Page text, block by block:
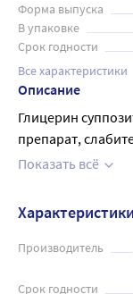
Форма выпуска
В упаковке
Срок годности
Все характеристики
Описание
Глицерин
препарат, слабительное
виде ректальных
прохождение по
раздражающее
кишечника,
кишечника,
прохождение и
Показать всё
Характеристики
Производитель
Срок годности